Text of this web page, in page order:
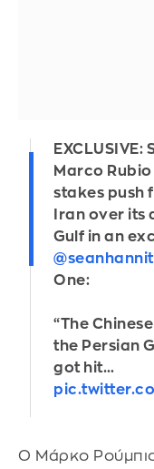
Marco
stakes push
Iran over its
Gulf in an
One:
“The
the Persian
got hit…
Ο Μάρκο